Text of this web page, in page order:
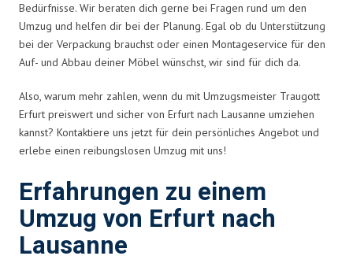
Bedürfnisse. Wir beraten dich gerne bei Fragen rund um den
Umzug und helfen dir bei der Planung. Egal ob du Unterstützung
bei der Verpackung brauchst oder einen Montageservice für den
Auf- und Abbau deiner Möbel wünschst, wir sind für dich da.
Also, warum mehr zahlen, wenn du mit Umzugsmeister Traugott
Erfurt preiswert und sicher von Erfurt nach Lausanne umziehen
kannst? Kontaktiere uns jetzt für dein persönliches Angebot und
erlebe einen reibungslosen Umzug mit uns!
Erfahrungen zu einem
Umzug von Erfurt nach
Lausanne